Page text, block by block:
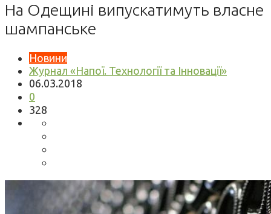
На Одещині випускатимуть власне
шампанське
Новини
Журнал «Напої. Технології та Інновації»
06.03.2018
0
328